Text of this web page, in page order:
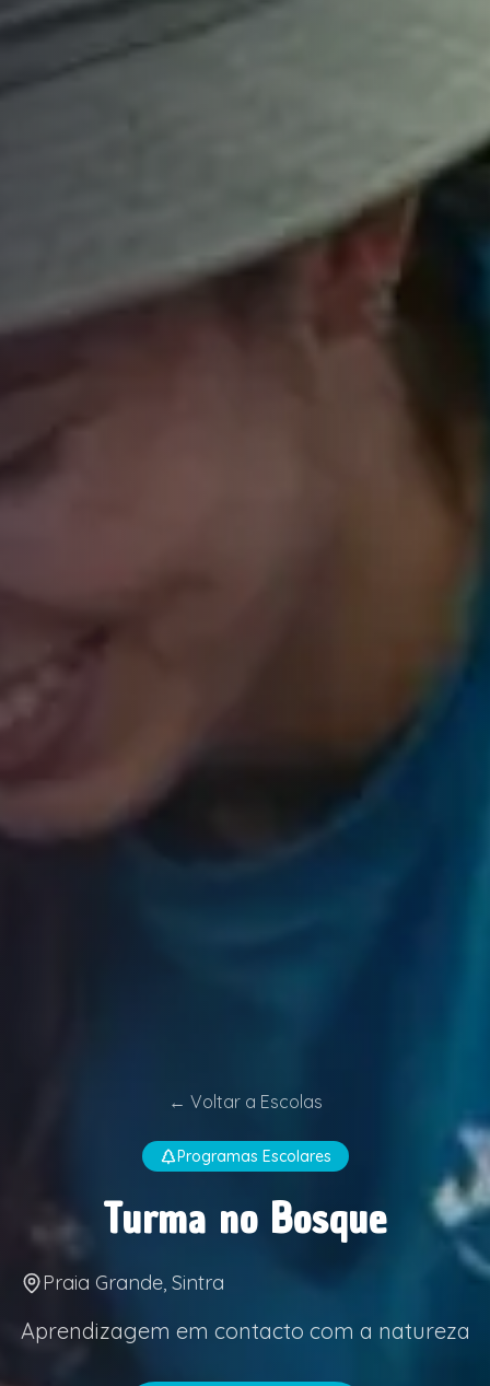
← Voltar a Escolas
Programas Escolares
Turma no Bosque
Praia Grande, Sintra
Aprendizagem em contacto com a natureza